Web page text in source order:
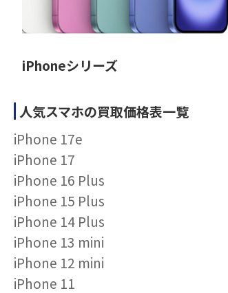
iPhoneシリーズ
人気スマホの買取価格表一覧
iPhone 17e
iPhone 17
iPhone 16 Plus
iPhone 15 Plus
iPhone 14 Plus
iPhone 13 mini
iPhone 12 mini
iPhone 11